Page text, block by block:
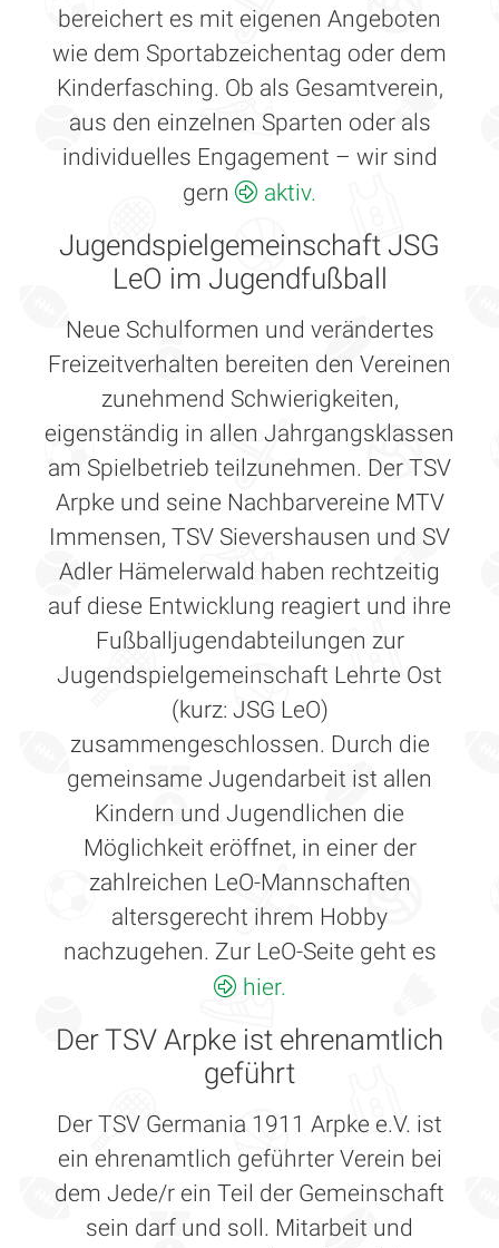
bereichert es mit eigenen Angeboten
wie dem Sportabzeichentag oder dem
Kinderfasching. Ob als Gesamtverein,
aus den einzelnen Sparten oder als
individuelles Engagement – wir sind
gern
aktiv.
Jugendspielgemeinschaft JSG
LeO im Jugendfußball
Neue Schulformen und verändertes
Freizeitverhalten bereiten den Vereinen
zunehmend Schwierigkeiten,
eigenständig in allen Jahrgangsklassen
am Spielbetrieb teilzunehmen. Der TSV
Arpke und seine Nachbarvereine MTV
Immensen, TSV Sievershausen und SV
Adler Hämelerwald haben rechtzeitig
auf diese Entwicklung reagiert und ihre
Fußballjugendabteilungen zur
Jugendspielgemeinschaft Lehrte Ost
(kurz: JSG LeO)
zusammengeschlossen. Durch die
gemeinsame Jugendarbeit ist allen
Kindern und Jugendlichen die
Möglichkeit eröffnet, in einer der
zahlreichen LeO-Mannschaften
altersgerecht ihrem Hobby
nachzugehen. Zur LeO-Seite geht es
hier.
Der TSV Arpke ist ehrenamtlich
geführt
Der TSV Germania 1911 Arpke e.V. ist
ein ehrenamtlich geführter Verein bei
dem Jede/r ein Teil der Gemeinschaft
sein darf und soll. Mitarbeit und